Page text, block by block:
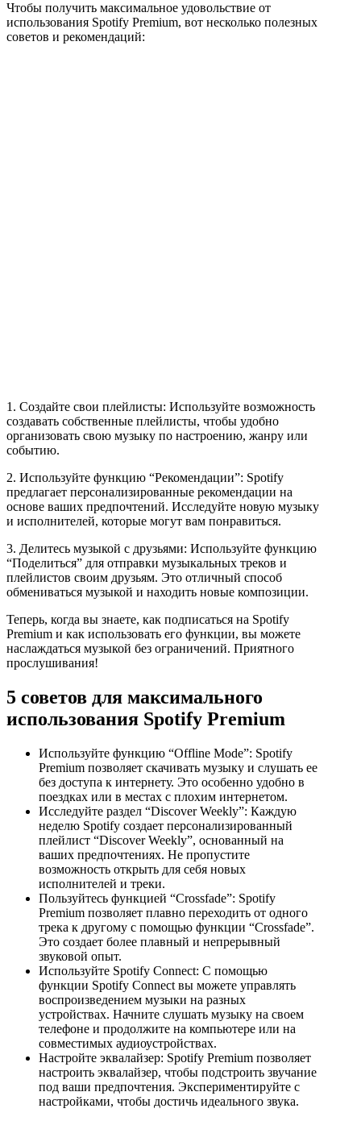
Чтобы получить максимальное удовольствие от
использования Spotify Premium, вот несколько полезных
советов и рекомендаций:
1. Создайте свои плейлисты: Используйте возможность
создавать собственные плейлисты, чтобы удобно
организовать свою музыку по настроению, жанру или
событию.
2. Используйте функцию “Рекомендации”: Spotify
предлагает персонализированные рекомендации на
основе ваших предпочтений. Исследуйте новую музыку
и исполнителей, которые могут вам понравиться.
3. Делитесь музыкой с друзьями: Используйте функцию
“Поделиться” для отправки музыкальных треков и
плейлистов своим друзьям. Это отличный способ
обмениваться музыкой и находить новые композиции.
Теперь, когда вы знаете, как подписаться на Spotify
Premium и как использовать его функции, вы можете
наслаждаться музыкой без ограничений. Приятного
прослушивания!
5 советов для максимального
использования Spotify Premium
Используйте функцию “Offline Mode”: Spotify
Premium позволяет скачивать музыку и слушать ее
без доступа к интернету. Это особенно удобно в
поездках или в местах с плохим интернетом.
Исследуйте раздел “Discover Weekly”: Каждую
неделю Spotify создает персонализированный
плейлист “Discover Weekly”, основанный на
ваших предпочтениях. Не пропустите
возможность открыть для себя новых
исполнителей и треки.
Пользуйтесь функцией “Crossfade”: Spotify
Premium позволяет плавно переходить от одного
трека к другому с помощью функции “Crossfade”.
Это создает более плавный и непрерывный
звуковой опыт.
Используйте Spotify Connect: С помощью
функции Spotify Connect вы можете управлять
воспроизведением музыки на разных
устройствах. Начните слушать музыку на своем
телефоне и продолжите на компьютере или на
совместимых аудиоустройствах.
Настройте эквалайзер: Spotify Premium позволяет
настроить эквалайзер, чтобы подстроить звучание
под ваши предпочтения. Экспериментируйте с
настройками, чтобы достичь идеального звука.